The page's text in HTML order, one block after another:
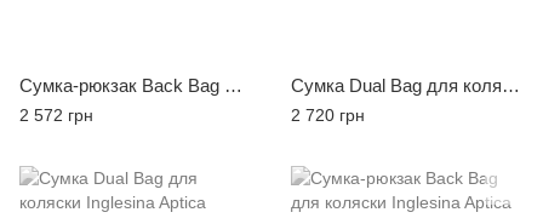
Сумка-рюкзак Back Bag для коляски Inglesina Aptica Indigo Denim
2 572 грн
Сумка Dual Bag для коляски Inglesina Aptica College blue
2 720 грн